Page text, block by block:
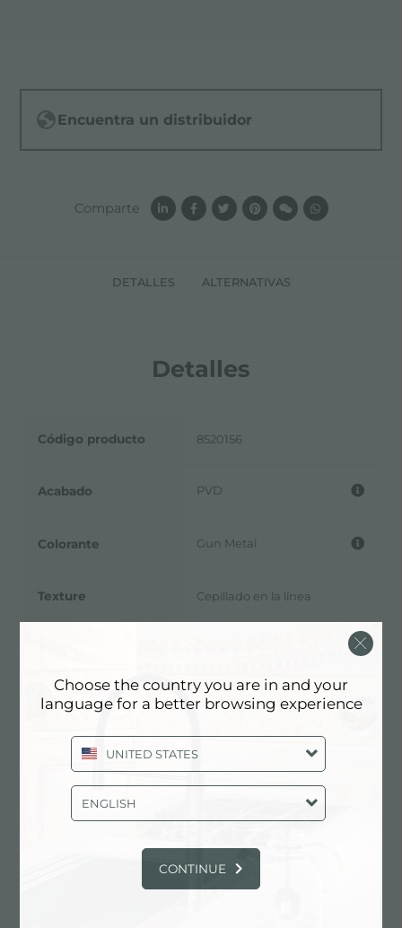
DETALLES ALTERNATIVAS
Detalles
Ficha Técnica
Código producto 8520156
Acabado PVD
Colorante Gun Metal
Texture Cepillado en la línea
Hueco de encastre Ø 35mm
Encuentra un distribuidor
Comparte
Choose the country you are in and your
language for a better browsing experience
UNITED STATES
ENGLISH
CONTINUE